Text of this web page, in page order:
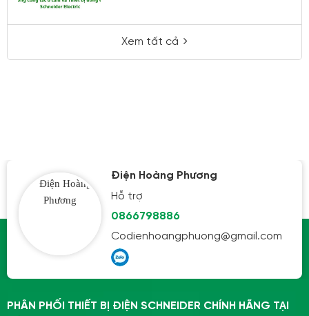
Xem tất cả
Điện Hoàng Phương
Hỗ trợ
0866798886
Codienhoangphuong@gmail.com
PHÂN PHỐI THIẾT BỊ ĐIỆN SCHNEIDER CHÍNH HÃNG TẠI